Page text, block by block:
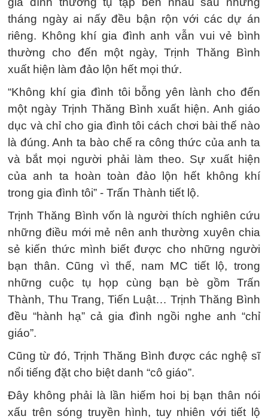
tháng ngày ai nấy đều bận rộn với các dự án
riêng. Không khí gia đình anh vẫn vui vẻ bình
thường cho đến một ngày, Trịnh Thăng Bình
xuất hiện làm đảo lộn hết mọi thứ.
“Không khí gia đình tôi bỗng yên lành cho đến
một ngày Trịnh Thăng Bình xuất hiện. Anh giáo
dục và chỉ cho gia đình tôi cách chơi bài thế nào
là đúng. Anh ta bào chế ra công thức của anh ta
và bắt mọi người phải làm theo. Sự xuất hiện
của anh ta hoàn toàn đảo lộn hết không khí
trong gia đình tôi” - Trấn Thành tiết lộ.
Trịnh Thăng Bình vốn là người thích nghiên cứu
những điều mới mẻ nên anh thường xuyên chia
sẻ kiến thức mình biết được cho những người
bạn thân. Cũng vì thế, nam MC tiết lộ, trong
những cuộc tụ họp cùng bạn bè gồm Trấn
Thành, Thu Trang, Tiến Luật… Trịnh Thăng Bình
đều “hành hạ” cả gia đình ngồi nghe anh “chỉ
giáo”.
Cũng từ đó, Trịnh Thăng Bình được các nghệ sĩ
nổi tiếng đặt cho biệt danh “cô giáo”.
Đây không phải là lần hiếm hoi bị bạn thân nói
xấu trên sóng truyền hình, tuy nhiên với tiết lộ